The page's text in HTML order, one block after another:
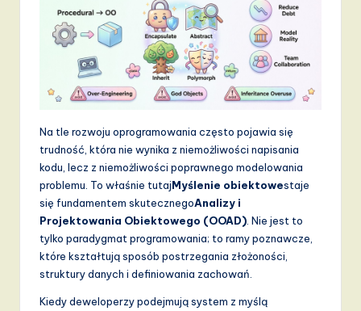
T
d
Na tle rozwoju oprogramowania często pojawia się
trudność, która nie wynika z niemożliwości napisania
kodu, lecz z niemożliwości poprawnego modelowania
problemu. To właśnie tutajMyślenie obiektowestaje
się fundamentem skutecznegoAnalizy i
Projektowania Obiektowego (OOAD) . Nie jest to
tylko paradygmat programowania; to ramy poznawcze,
które kształtują sposób postrzegania złożoności,
struktury danych i definiowania zachowań.
Kiedy deweloperzy podejmują system z myślą